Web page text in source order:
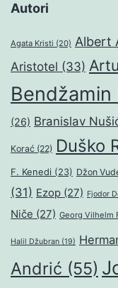
Autori
Agata Kristi (20) Albert
Aristotel (33)
Bendžamin
(26) Branislav
Korać (22) Duško
F. Kenedi (23) Džon
(31) Ezop (27) Fjodor
Niče (27) Georg Vilhelm
Halil Džubran (19)
Andrić (55)